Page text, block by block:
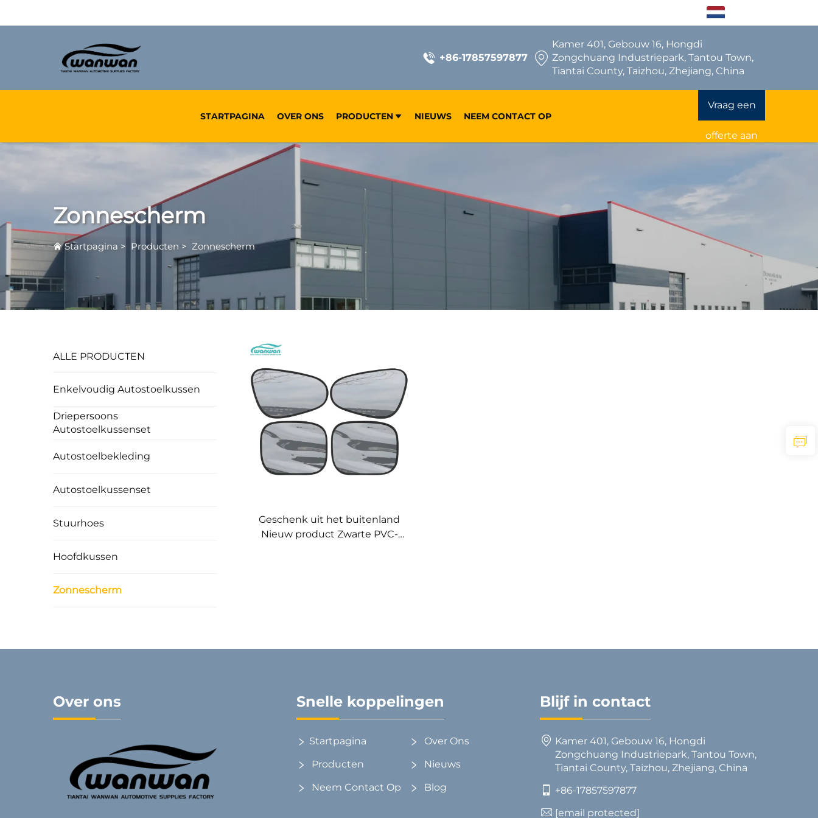
+86-17857597877
Kamer 401, Gebouw 16, Hongdi
Zongchuang Industriepark, Tantou Town,
Tiantai County, Taizhou, Zhejiang, China
STARTPAGINA OVER ONS PRODUCTEN NIEUWS NEEM CONTACT OP
Vraag een
offerte aan
Zonnescherm
Startpagina > Producten > Zonnescherm
ALLE PRODUCTEN
Enkelvoudig Autostoelkussen
Driepersoons
Autostoelkussenset
Autostoelbekleding
Autostoelkussenset
Stuurhoes
Hoofdkussen
Zonnescherm
Geschenk uit het buitenland
Nieuw product Zwarte PVC-
Over ons Snelle koppelingen
Startpagina
Over Ons
Producten
Nieuws
Neem Contact Op
Blog
Blijf in contact
Kamer 401, Gebouw 16, Hongdi
Zongchuang Industriepark, Tantou Town,
Tiantai County, Taizhou, Zhejiang, China
+86-17857597877
[email protected]